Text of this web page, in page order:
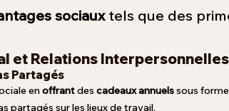
sociauxtels que des
et Relations Interpersonnelles
Partagés
enoffrantdes cadeaux annuelssous
partagés sur les lieux de travail.